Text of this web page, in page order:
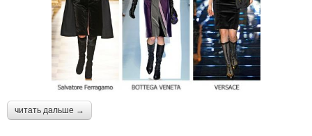
читать дальше →